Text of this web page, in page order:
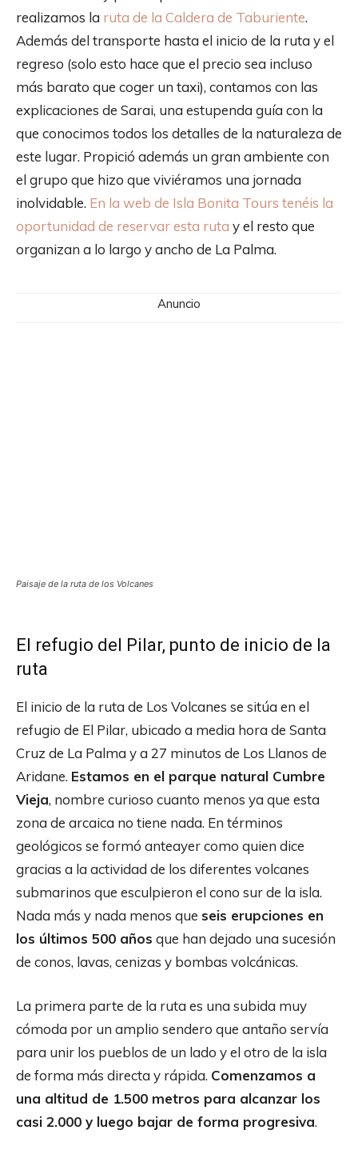
realizamos la ruta de la Caldera de Taburiente.
Además del transporte hasta el inicio de la ruta y el
regreso (solo esto hace que el precio sea incluso
más barato que coger un taxi), contamos con las
explicaciones de Sarai, una estupenda guía con la
que conocimos todos los detalles de la naturaleza de
este lugar. Propició además un gran ambiente con
el grupo que hizo que viviéramos una jornada
inolvidable. En la web de Isla Bonita Tours tenéis la
oportunidad de reservar esta ruta y el resto que
organizan a lo largo y ancho de La Palma.
Anuncio
Paisaje de la ruta de los Volcanes
El refugio del Pilar, punto de inicio de la
ruta
El inicio de la ruta de Los Volcanes se sitúa en el
refugio de El Pilar, ubicado a media hora de Santa
Cruz de La Palma y a 27 minutos de Los Llanos de
Aridane. Estamos en el parque natural Cumbre
Vieja, nombre curioso cuanto menos ya que esta
zona de arcaica no tiene nada. En términos
geológicos se formó anteayer como quien dice
gracias a la actividad de los diferentes volcanes
submarinos que esculpieron el cono sur de la isla.
Nada más y nada menos que seis erupciones en
los últimos 500 años que han dejado una sucesión
de conos, lavas, cenizas y bombas volcánicas.
La primera parte de la ruta es una subida muy
cómoda por un amplio sendero que antaño servía
para unir los pueblos de un lado y el otro de la isla
de forma más directa y rápida. Comenzamos a
una altitud de 1.500 metros para alcanzar los
casi 2.000 y luego bajar de forma progresiva.